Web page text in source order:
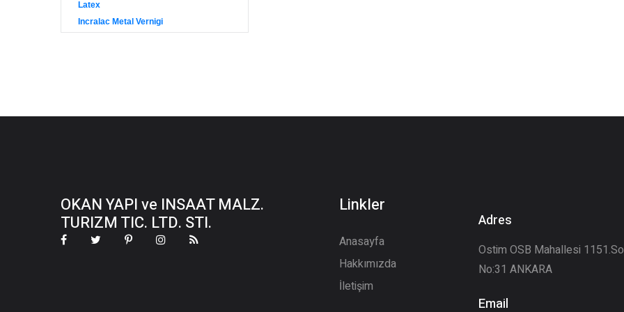
Latex
Incralac Metal Vernigi
OKAN YAPI ve INSAAT MALZ.
TURIZM TIC. LTD. STI.
Linkler
Anasayfa
Hakkımızda
İletişim
Adres
Ostim OSB Mahallesi
No:31 ANKARA
Email